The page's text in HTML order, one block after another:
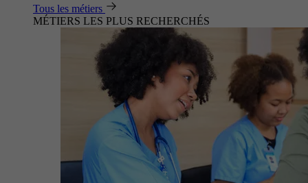
Tous les métiers
MÉTIERS LES PLUS RECHERCHÉS